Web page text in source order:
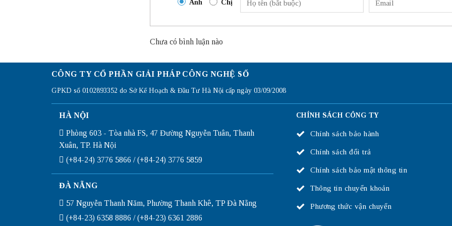
Anh Chị
Chưa có bình luận nào
CÔNG TY CỔ PHẦN GIẢI PHÁP CÔNG NGHỆ SỐ
GPKD số 0102893352 do Sở Kế Hoạch & Đầu Tư Hà Nội cấp ngày 03/09/2008
HÀ NỘI
Phòng 603 - Tòa nhà FS, 47 Đường Nguyễn Tuân, Thanh
Xuân, TP. Hà Nội
(+84-24) 3776 5866 / (+84-24) 3776 5859
ĐÀ NẴNG
57 Nguyễn Thanh Năm, Phường Thanh Khê, TP Đà Nẵng
(+84-23) 6358 8886 / (+84-23) 6361 2886
CHÍNH SÁCH CÔNG TY
Chính sách bảo hành
Chính sách đổi trả
Chính sách bảo mật thông tin
Thông tin chuyển khoản
Phương thức vận chuyển